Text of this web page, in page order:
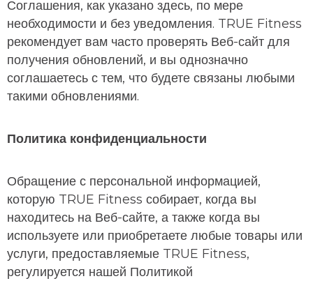
Соглашения, как указано здесь, по мере
необходимости и без уведомления. TRUE Fitness
рекомендует вам часто проверять Веб-сайт для
получения обновлений, и вы однозначно
соглашаетесь с тем, что будете связаны любыми
такими обновлениями.
Политика конфиденциальности
Обращение с персональной информацией,
которую TRUE Fitness собирает, когда вы
находитесь на Веб-сайте, а также когда вы
используете или приобретаете любые товары или
услуги, предоставляемые TRUE Fitness,
регулируется нашей Политикой